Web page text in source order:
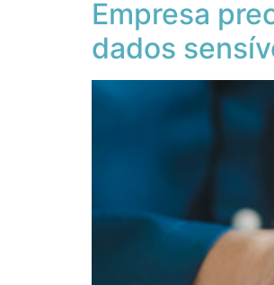
Empresa
dados